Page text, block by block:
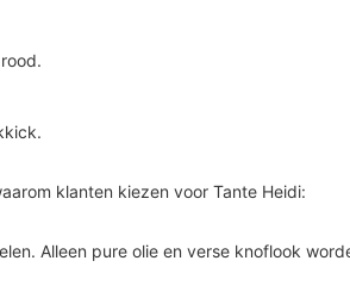
klanten kiezen voor Tante Heidi:
Alleen pure olie en verse knoflook